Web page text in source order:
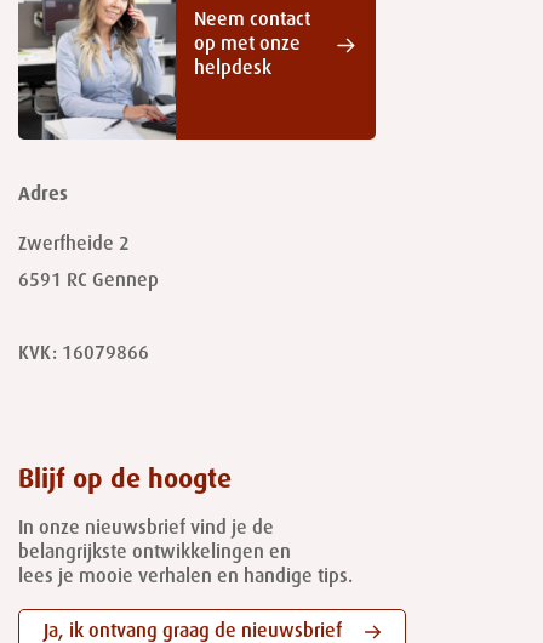
Neem contact
op met onze
helpdesk
Adres
Zwerfheide 2
6591 RC Gennep
KVK: 16079866
Blijf op de hoogte
In onze nieuwsbrief vind je de
belangrijkste ontwikkelingen en
lees je mooie verhalen en handige tips.
Ja, ik ontvang graag de nieuwsbrief